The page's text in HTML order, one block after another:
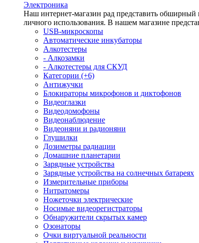
Электроника
Наш интернет-магазин рад представить обширный
личного использования. В нашем магазине
USB-микроскопы
Автоматические инкубаторы
Алкотестеры
- Алкозамки
- Алкотестеры для СКУД
Категории (+6)
Антижучки
Блокираторы микрофонов и диктофонов
Видеоглазки
Видеодомофоны
Видеонаблюдение
Видеоняни и радионяни
Глушилки
Дозиметры радиации
Домашние планетарии
Зарядные устройства
Зарядные устройства на солнечных батареях
Измерительные приборы
Нитратомеры
Ножеточки электрические
Носимые видеорегистраторы
Обнаружители скрытых камер
Озонаторы
Очки виртуальной реальности